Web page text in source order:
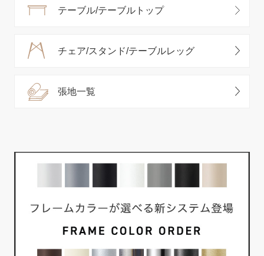
テーブル/テーブルトップ
チェア/スタンド/テーブルレッグ
張地一覧